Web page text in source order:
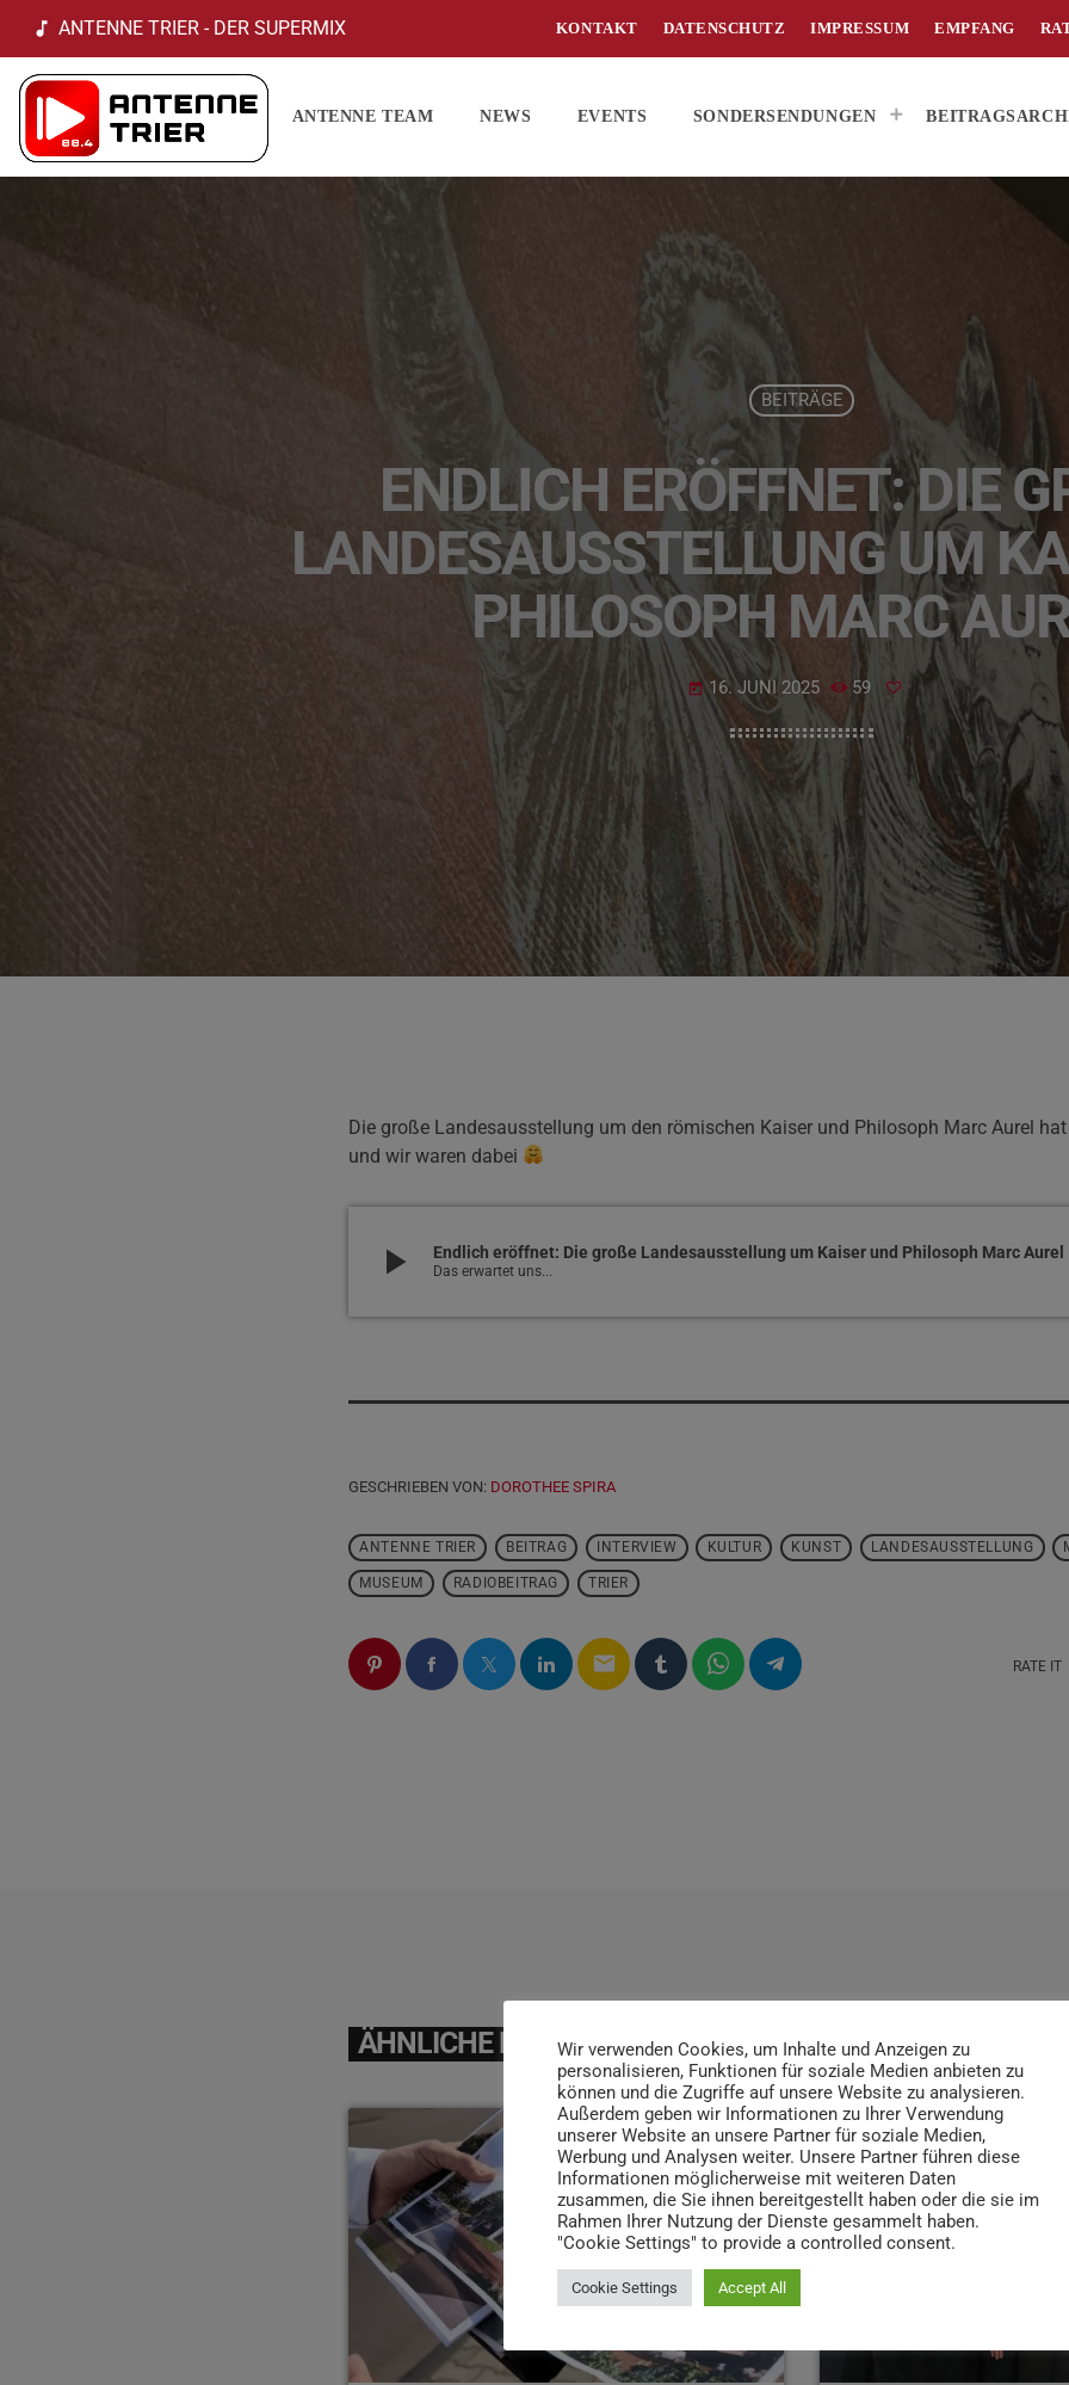
music_note ANTENNE TRIER - DER SUPERMIX KONTAKT DATENSCHUTZ IMPRESSUM EMPFANG
ANTENNE TEAM NEWS EVENTS SONDERSENDUNGEN
BEITRÄGE
ENDLICH ERÖFFNET: DIE
ANDESAUSSTELLUNG UM
HILOSOPH MARC
today 16. JUNI 2025 59
Die große Landesausstellung um den römischen Kaiser und Philosoph Marc Aurel
und wir waren dabei
play_arrow Endlich eröffnet: Die große Landesausstellung um Kaiser und Philosoph Marc Aurel
Das erwartet uns...
GESCHRIEBEN VON: DOROTHEE SPIRA
ANTENNE TRIER BEITRAG INTERVIEW KULTUR KUNST LANDESAUSSTELLUNG
MUSEUM RADIOBEITRAG TRIER
email RATE IT
ÄHNLICHE BEITRÄGE
insert_link
Wir verwenden Cookies, um Inhalte und Anzeigen zu
personalisieren, Funktionen für soziale Medien anbieten zu
können und die Zugriffe auf unsere Website zu analysieren.
Außerdem geben wir Informationen zu Ihrer Verwendung
unserer Website an unsere Partner für soziale Medien,
Werbung und Analysen weiter. Unsere Partner führen diese
Informationen möglicherweise mit weiteren Daten
zusammen, die Sie ihnen bereitgestellt haben oder die sie im
Rahmen Ihrer Nutzung der Dienste gesammelt haben.
"Cookie Settings" to provide a controlled consent.
Cookie Settings Accept All